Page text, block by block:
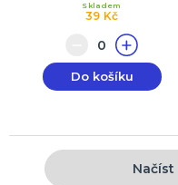
39 Kč
Skladem
Do košíku